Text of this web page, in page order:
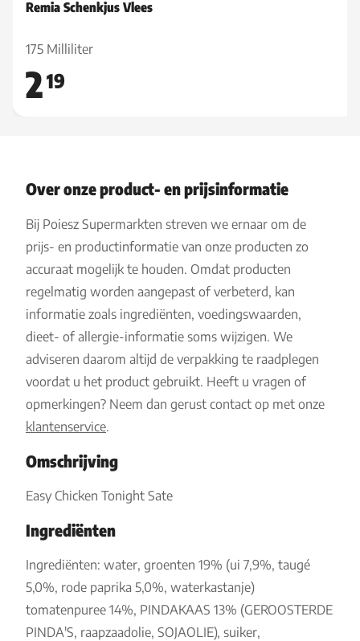
Remia Schenkjus Vlees
175 Milliliter
219
Over onze product- en prijsinformatie
Bij Poiesz Supermarkten streven we ernaar om de
prijs- en productinformatie van onze producten zo
accuraat mogelijk te houden. Omdat producten
regelmatig worden aangepast of verbeterd, kan
informatie zoals ingrediënten, voedingswaarden,
dieet- of allergie-informatie soms wijzigen. We
adviseren daarom altijd de verpakking te raadplegen
voordat u het product gebruikt. Heeft u vragen of
opmerkingen? Neem dan gerust contact op met onze
klantenservice.
Omschrijving
Easy Chicken Tonight Sate
Ingrediënten
Ingrediënten: water, groenten 19% (ui 7,9%, taugé
5,0%, rode paprika 5,0%, waterkastanje)
tomatenpuree 14%, PINDAKAAS 13% (GEROOSTERDE
PINDA'S, raapzaadolie, SOJAOLIE), suiker,